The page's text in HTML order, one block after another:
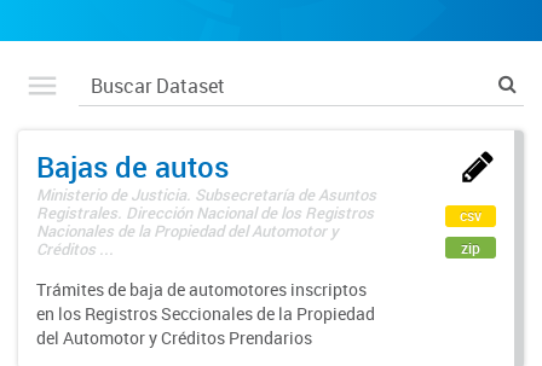
Bajas de autos
Ministerio de Justicia. Subsecretaría de Asuntos
Registrales. Dirección Nacional de los Registros
Nacionales de la Propiedad del Automotor y
Créditos ...
Trámites de baja de automotores inscriptos
en los Registros Seccionales de la Propiedad
del Automotor y Créditos Prendarios
csv
zip